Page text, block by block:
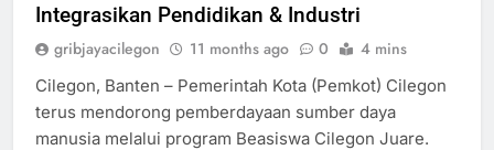
Integrasikan Pendidikan & Industri
gribjayacilegon 11 months ago 0 4 mins
Cilegon, Banten – Pemerintah Kota (Pemkot) Cilegon
terus mendorong pemberdayaan sumber daya
manusia melalui program Beasiswa Cilegon Juare.